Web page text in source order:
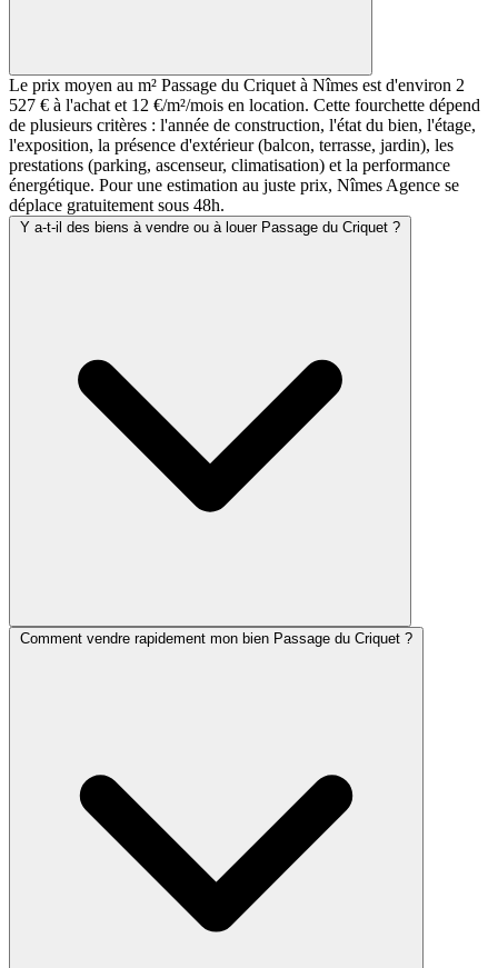
Le prix moyen au m² Passage du Criquet à Nîmes est d'environ 2
527 € à l'achat et 12 €/m²/mois en location. Cette fourchette dépend
de plusieurs critères : l'année de construction, l'état du bien, l'étage,
l'exposition, la présence d'extérieur (balcon, terrasse, jardin), les
prestations (parking, ascenseur, climatisation) et la performance
énergétique. Pour une estimation au juste prix, Nîmes Agence se
déplace gratuitement sous 48h.
Y a-t-il des biens à vendre ou à louer Passage du Criquet ?
Comment vendre rapidement mon bien Passage du Criquet ?